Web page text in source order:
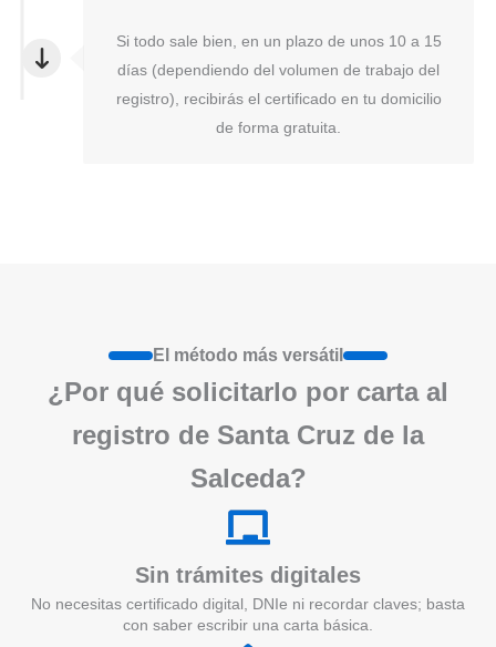
Si todo sale bien, en un plazo de unos 10 a 15
días (dependiendo del volumen de trabajo del
registro), recibirás el certificado en tu domicilio
de forma gratuita.
El método más versátil
¿Por qué solicitarlo por carta al
registro de Santa Cruz de la
Salceda?
Sin trámites digitales
No necesitas certificado digital, DNIe ni recordar claves; basta
con saber escribir una carta básica.